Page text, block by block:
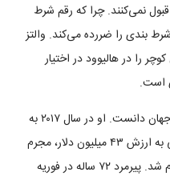
نمی‌کنند. چرا که رقم شرط
بندی را ضررده می‌کند. والتز
را در هالیوود در اختیار
است.
والتز را می‌توان ترسناک ترین قمار باز جهان دانست. او در سال ۲۰۱۷ به
جرم فروش اطلاعات یک کمپانی غذایی به ارزش ۴۳ میلیون دلار، مجرم
شناخته شد و به پنج سال زندان محکوم شد. پیرمرد ۷۲ ساله در فوریه